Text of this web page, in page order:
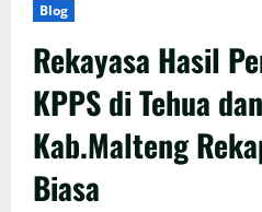
Blog
Rekayasa Hasil
KPPS di Tehua
Kab.Malteng
Biasa